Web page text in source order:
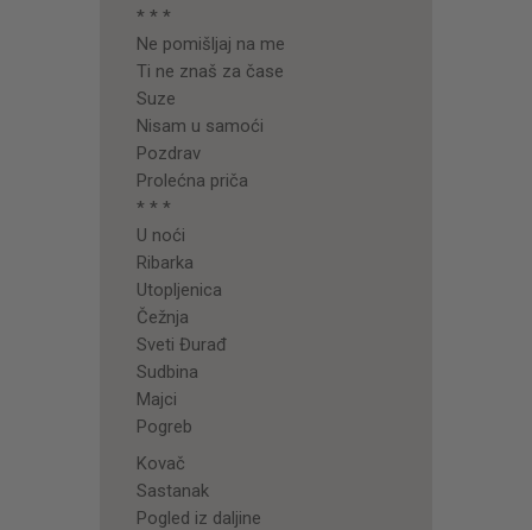
* * *
Ne pomišljaj na me
Ti ne znaš za čase
Suze
Nisam u samoći
Pozdrav
Prolećna priča
* * *
U noći
Ribarka
Utopljenica
Čežnja
Sveti Đurađ
Sudbina
Majci
Pogreb
Kovač
Sastanak
Pogled iz daljine